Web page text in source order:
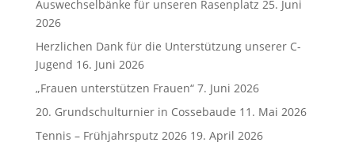
Auswechselbänke für unseren Rasenplatz 25. Juni
2026
Herzlichen Dank für die Unterstützung unserer C-
Jugend 16. Juni 2026
„Frauen unterstützen Frauen“ 7. Juni 2026
20. Grundschulturnier in Cossebaude 11. Mai 2026
Tennis – Frühjahrsputz 2026 19. April 2026